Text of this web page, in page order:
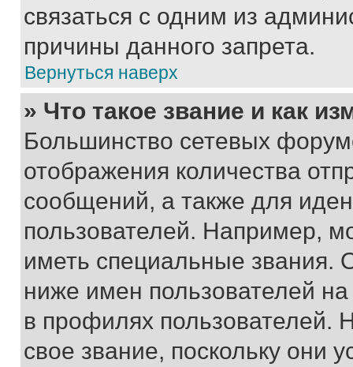
связаться с одним из
причины данного запрета.
Вернуться наверх
» Что такое звание и как
Большинство сетевых
отображения количества
сообщений, а также для
пользователей. Например,
иметь специальные звания.
ниже имен пользователей
в профилях
свое звание, поскольку они